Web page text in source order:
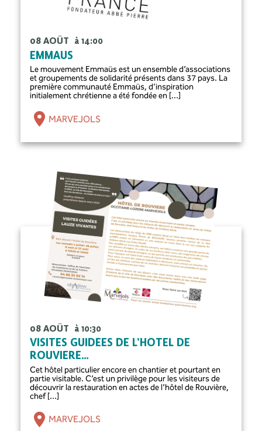
08 AOÛT à 14:00
EMMAUS
Le mouvement Emmaüs est un ensemble d’associations
et groupements de solidarité présents dans 37 pays. La
première communauté Emmaüs, d'inspiration
initialement chrétienne a été fondée en [...]
MARVEJOLS
08 AOÛT à 10:30
VISITES GUIDÉES DE L’HÔTEL DE
ROUVIERE…
Cet hôtel particulier encore en chantier et pourtant en
partie visitable. C’est un privilège pour les visiteurs de
découvrir la restauration en actes de l’hôtel de Rouvière,
chef [...]
MARVEJOLS